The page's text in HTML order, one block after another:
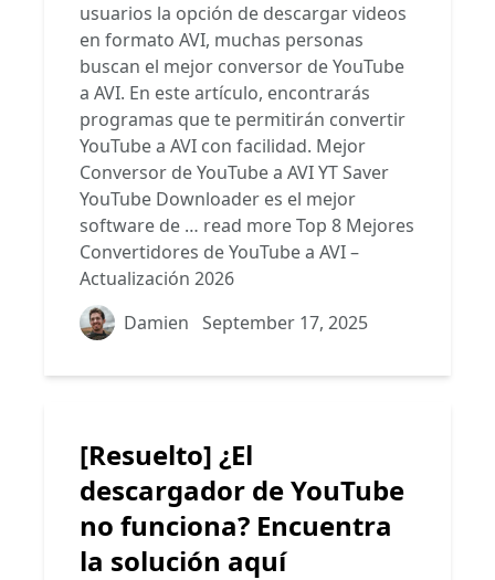
usuarios la opción de descargar videos
en formato AVI, muchas personas
buscan el mejor conversor de YouTube
a AVI. En este artículo, encontrarás
programas que te permitirán convertir
YouTube a AVI con facilidad. Mejor
Conversor de YouTube a AVI YT Saver
YouTube Downloader es el mejor
software de … read moreTop 8 Mejores
Convertidores de YouTube a AVI –
Actualización 2026
Damien September 17, 2025
[Resuelto] ¿El
descargador de YouTube
no funciona? Encuentra
la solución aquí